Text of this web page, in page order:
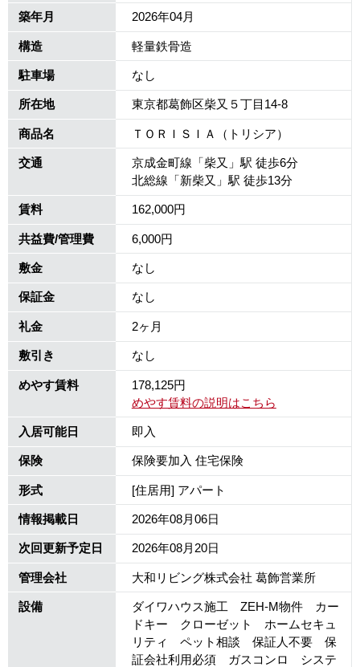
賃料 162,000円
共益費/管理費 6,000円
敷金 なし
保証金 なし
礼金 2ヶ月
敷引き なし
めやす賃料
178,125円
めやす賃料の説明はこちら
築年月 2026年04月
入居可能日 即入
構造 軽量鉄骨造
保険 保険要加入 住宅保険
駐車場 なし
形式 [住居用] アパート
所在地 東京都葛飾区柴又５丁目14-8
情報掲載日 2026年08月06日
管理会社 大和リビング株式会社 葛飾営業所
次回更新予定日 2026年08月20日
商品名 ＴＯＲＩＳＩＡ（トリシア）
交通
京成金町線「柴又」駅 徒歩6分
北総線「新柴又」駅 徒歩13分
設備
ダイワハウス施工 ZEH-M物件 カー
ドキー クローゼット ホームセキュ
リティ ペット相談 保証人不要 保
証会社利用必須 ガスコンロ システ